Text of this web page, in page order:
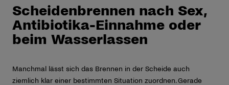
Scheidenbrennen nach Sex,
Antibiotika-Einnahme oder
beim Wasserlassen
Manchmal lässt sich das Brennen in der Scheide auch
ziemlich klar einer bestimmten Situation zuordnen. Gerade